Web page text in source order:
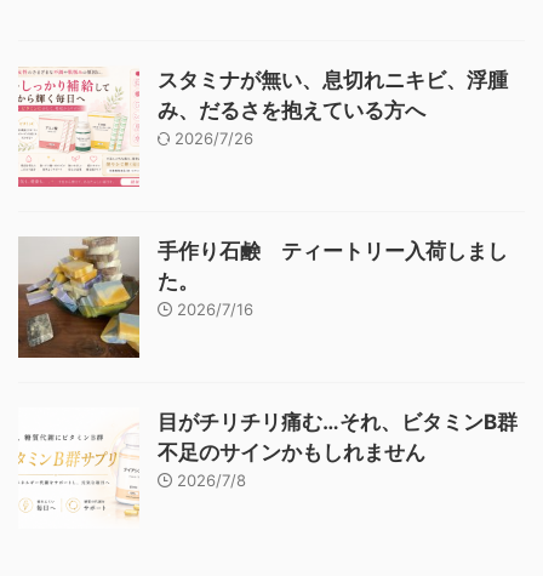
スタミナが無い、息切れニキビ、浮腫
み、だるさを抱えている方へ
2026/7/26
手作り石鹸 ティートリー入荷しまし
た。
2026/7/16
目がチリチリ痛む…それ、ビタミンB群
不足のサインかもしれません
2026/7/8